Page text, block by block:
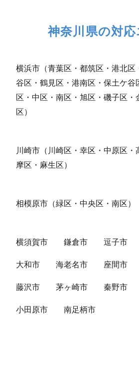
神奈川県の対
横浜市（青葉区・都筑区・港北区
谷区・鶴見区・港南区・保土ケ谷
区・中区・南区・旭区・磯子区・
区）
川崎市（川崎区・幸区・中原区・
摩区・麻生区）
相模原市（緑区・中央区・南区）
横須賀市 鎌倉市 逗子市
大和市 海老名市 座間市
藤沢市 茅ヶ崎市 秦野市
小田原市 南足柄市